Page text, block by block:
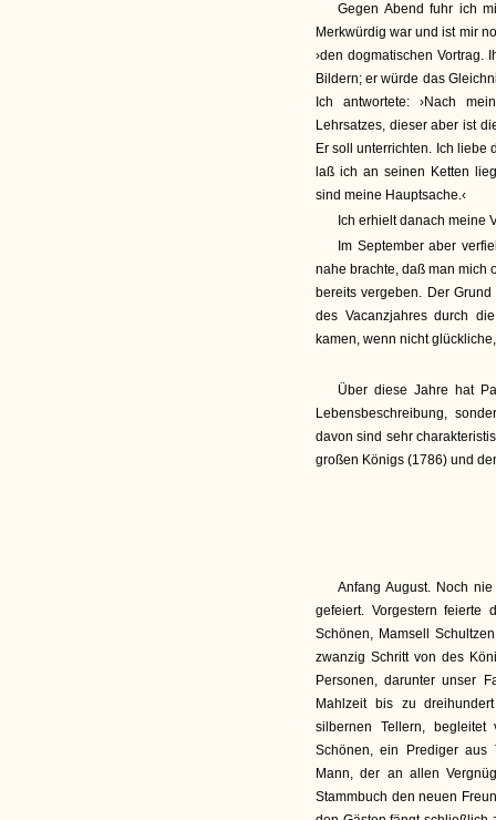
Gegen Abend fuhr ich
Merkwürdig war und ist mir
›den dogmatischen Vortrag.
Bildern; er würde das
Ich antwortete: ›Nach
Lehrsatzes, dieser aber ist
Er soll unterrichten. Ich liebe
laß ich an seinen Ketten
sind meine Hauptsache.‹
Ich erhielt danach meine
Im September aber
nahe brachte, daß man mich
bereits vergeben. Der
des Vacanzjahres durch
kamen, wenn nicht
Über diese Jahre hat
Lebensbeschreibung,
davon sind sehr
großen Königs (1786) und
Anfang August. Noch
gefeiert. Vorgestern feierte
Schönen, Mamsell
zwanzig Schritt von des
Personen, darunter unser
Mahlzeit bis zu
silbernen Tellern,
Schönen, ein Prediger aus
Mann, der an allen
Stammbuch den neuen